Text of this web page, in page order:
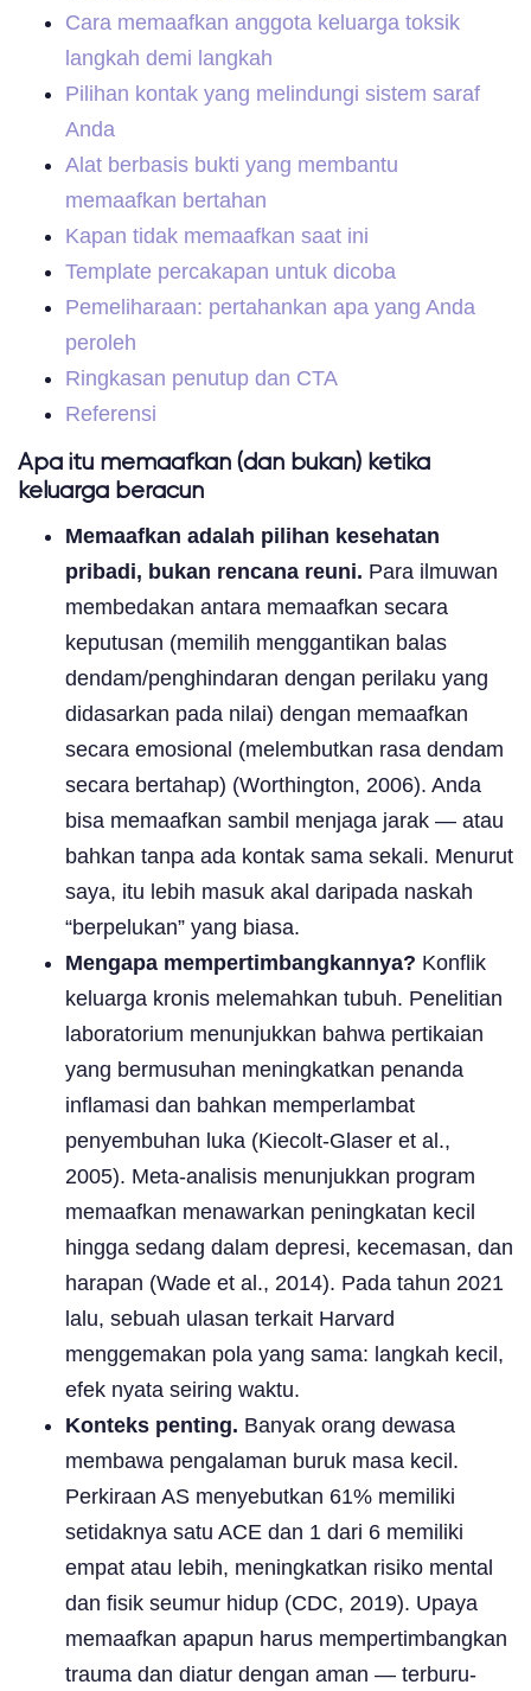
Cara memaafkan anggota keluarga toksik
langkah demi langkah
Pilihan kontak yang melindungi sistem saraf
Anda
Alat berbasis bukti yang membantu
memaafkan bertahan
Kapan tidak memaafkan saat ini
Template percakapan untuk dicoba
Pemeliharaan: pertahankan apa yang Anda
peroleh
Ringkasan penutup dan CTA
Referensi
Apa itu memaafkan (dan bukan) ketika
keluarga beracun
Memaafkan adalah pilihan kesehatan
pribadi, bukan rencana reuni. Para ilmuwan
membedakan antara memaafkan secara
keputusan (memilih menggantikan balas
dendam/penghindaran dengan perilaku yang
didasarkan pada nilai) dengan memaafkan
secara emosional (melembutkan rasa dendam
secara bertahap) (Worthington, 2006). Anda
bisa memaafkan sambil menjaga jarak — atau
bahkan tanpa ada kontak sama sekali. Menurut
saya, itu lebih masuk akal daripada naskah
“berpelukan” yang biasa.
Mengapa mempertimbangkannya? Konflik
keluarga kronis melemahkan tubuh. Penelitian
laboratorium menunjukkan bahwa pertikaian
yang bermusuhan meningkatkan penanda
inflamasi dan bahkan memperlambat
penyembuhan luka (Kiecolt-Glaser et al.,
2005). Meta-analisis menunjukkan program
memaafkan menawarkan peningkatan kecil
hingga sedang dalam depresi, kecemasan, dan
harapan (Wade et al., 2014). Pada tahun 2021
lalu, sebuah ulasan terkait Harvard
menggemakan pola yang sama: langkah kecil,
efek nyata seiring waktu.
Konteks penting. Banyak orang dewasa
membawa pengalaman buruk masa kecil.
Perkiraan AS menyebutkan 61% memiliki
setidaknya satu ACE dan 1 dari 6 memiliki
empat atau lebih, meningkatkan risiko mental
dan fisik seumur hidup (CDC, 2019). Upaya
memaafkan apapun harus mempertimbangkan
trauma dan diatur dengan aman — terburu-